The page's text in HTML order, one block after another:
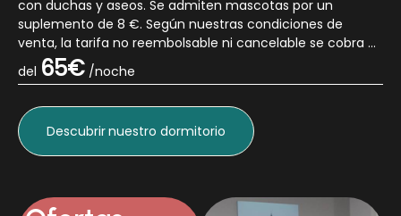
con duchas y aseos. Se admiten mascotas por un
suplemento de 8 €. Según nuestras condiciones de
venta, la tarifa no reembolsable ni cancelable se cobra el
día de la reserva. El desayuno a l...
del 65€ /noche
Descubrirnuestro dormitorio